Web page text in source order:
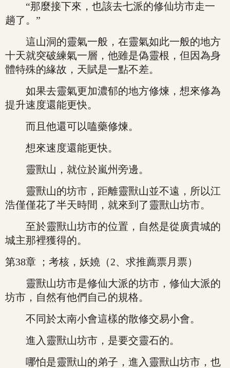
“那麼接下來，也該去七派的修仙坊市走一
趟了。”
這山洞的靈氣一般，在靈氣如此一般的地方
十天就突破練氣一層，他雖是偽靈根，但因為身
體特殊的緣故，天賦是一點不差。
如果去靈氣更加濃郁的地方修煉，想來修為
提升速度還能更快。
而且他還可以嗑藥修煉。
想來速度還能更快。
靈獸山，就位於嵐州旁邊。
靈獸山的坊市，距離靈獸山並不遠，所以江
浩僅僅花了半天時間，就來到了靈獸山坊市。
至於靈獸山坊市的位置，自然是從廣貴城的
城主那裡獲得的。
第38章 ；考核，妖嬈（2、求推薦票月票）
靈獸山坊市是修仙大派的坊市，修仙大派的
坊市，自然有他們自己的規格。
不同於太南小會這樣的散修交易小會。
進入靈獸山坊市，是要交靈石的。
哪怕是靈獸山的弟子，進入靈獸山坊市，也